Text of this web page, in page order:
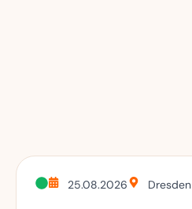
25.08.2026 Dresden